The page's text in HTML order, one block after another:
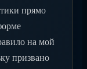
прямо
на мой
призвано